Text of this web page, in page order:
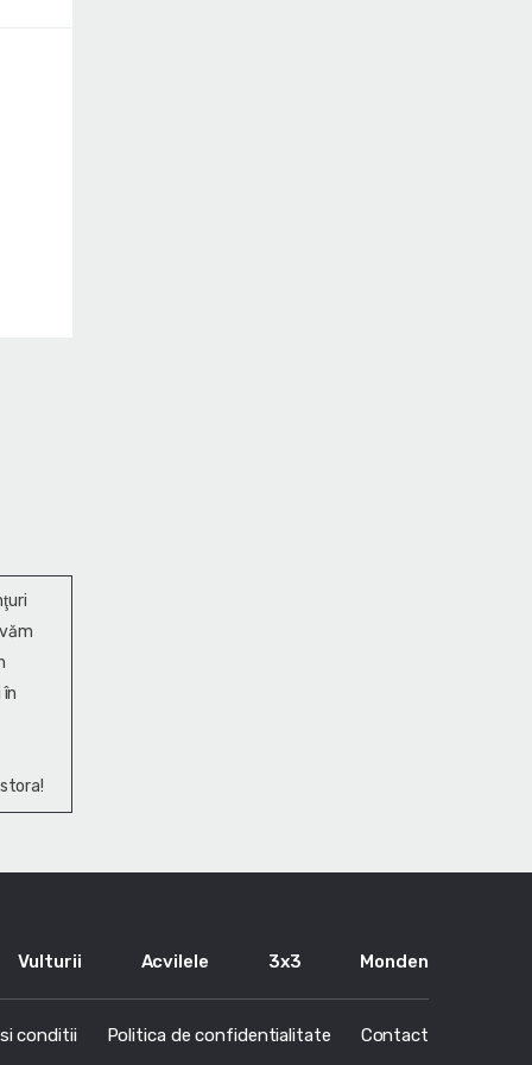
Vulturii Acvilele 3x3 Monden
conditii Politica de confidentialitate Contact